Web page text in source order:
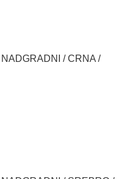
/ CRNA /